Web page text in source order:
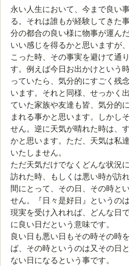
レ
ー
ヤ
永い人生において、今まで良い
る。それは誰もが経験してきた
分の都合の良い様に物事が運ん
いい感じを得るかと思いますが
こった時、その事実を避けて通
す。例えば今日お出かけという
っていたら、気分的にすごく残
います。それと同様、せっかく
ていた家族や友達も皆、気分的
まれる事かと思います。しかし
せん。逆に天気が晴れた時は、
かと思います。ただ、天気は私
いたしません。
ただ天気だけでなくどんな状況
訪れた時、もしくは悪い時が訪
間にとって、その日、その時と
せん。『日々是好日』というの
現実を受け入れれば、どんな日
に良い日だという意味です。
良い日も悪い日もその時その時
ば、その時というのは又その日
ない日になるという事です。